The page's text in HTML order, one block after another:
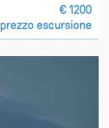
€ 1200
prezzo escursione